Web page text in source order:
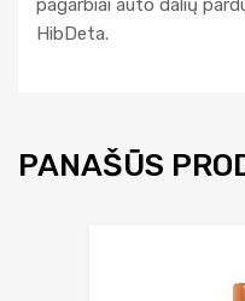
pagarbiai auto dalių
HibDeta.
PANAŠŪS